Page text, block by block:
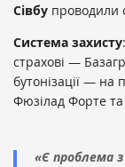
Сівбу проводили
Система захисту
страхові —
бутонізації — на
Фюзілад Форте
«Є проблема